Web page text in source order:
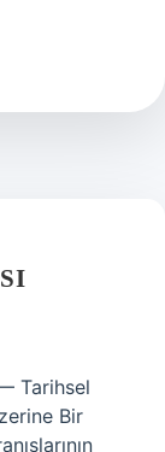
Tarihsel
Bir